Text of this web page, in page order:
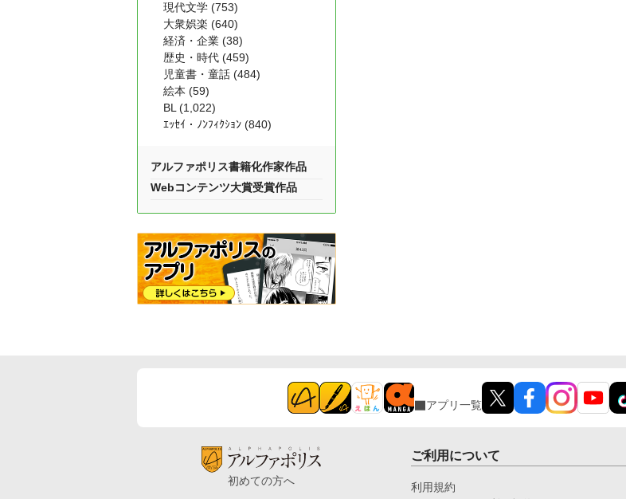
現代文学 (753)
大衆娯楽 (640)
経済・企業 (38)
歴史・時代 (459)
児童書・童話 (484)
絵本 (59)
BL (1,022)
ｴｯｾｲ・ﾉﾝﾌｨｸｼｮﾝ (840)
アルファポリス書籍化作家作品
Webコンテンツ大賞受賞作品
アプリ一覧
初めての方へ
ご利用について
利用規約